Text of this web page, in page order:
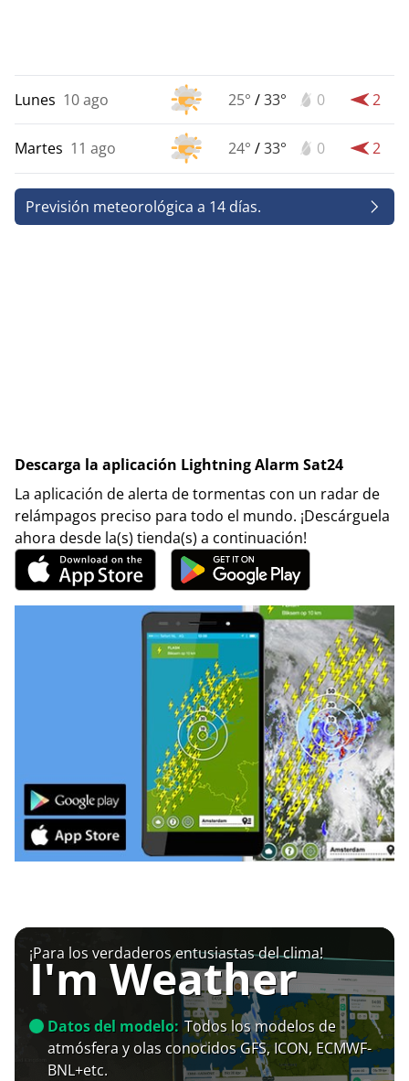
Lunes 10 ago 25° /33° 0 2
Martes 11 ago 24° /33° 0 2
Previsión meteorológica a 14 días.
Descarga la aplicación Lightning Alarm Sat24
La aplicación de alerta de tormentas con un radar de
relámpagos preciso para todo el mundo. ¡Descárguela
ahora desde la(s) tienda(s) a continuación!
¡Para los verdaderos entusiastas del clima!
I'm Weather
Datos del modelo: Todos los modelos de
atmósfera y olas conocidos GFS, ICON, ECMWF-
BNL+etc.